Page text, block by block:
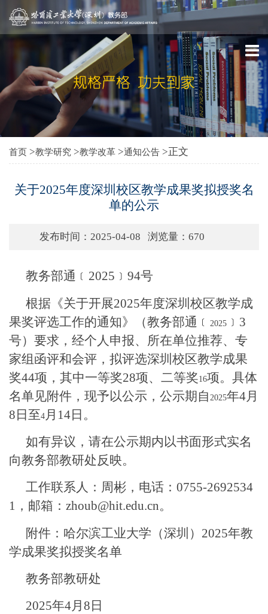
首页 >教学研究 >教学改革 >通知公告 >正文
关于2025年度深圳校区教学成果奖拟授奖名
单的公示
发布时间：2025-04-08 浏览量： 670
教务部通﹝2025﹞94号
根据《关于开展2025年度深圳校区教学成
果奖评选工作的通知》（教务部通﹝ 2025 ﹞ 3
号）要求，经个人申报、 所在单位推荐、 专
家组函评和会评 ， 拟评选深圳校区教学成果
奖44项 ，其中一等奖28项、 二等奖16项。 具体
名单见附件 ， 现予以公示，公示期自 2025年4月
8 日至4 月 14日。
如有异议，请在公示期内以书面形式实名
向教务部教研处反映。
工作联系人：周彬 ，电话： 0755-2692534
1 ，邮箱： zhoub@hit.edu.cn。
附件： 哈尔滨工业大学（深圳）2025年教
学成果奖拟授奖名单
教务部教研处
2025年4月 8 日